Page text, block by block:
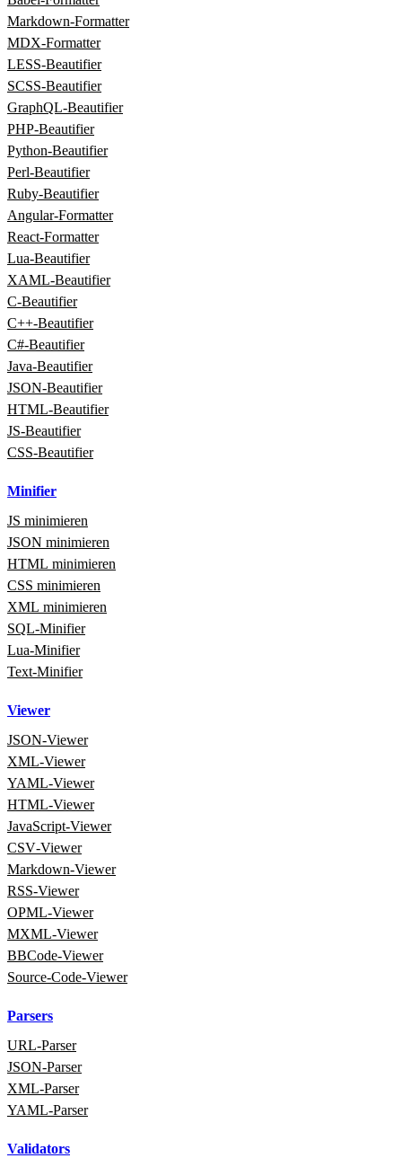
Markdown‑Formatter
MDX‑Formatter
LESS‑Beautifier
SCSS‑Beautifier
GraphQL‑Beautifier
PHP‑Beautifier
Python‑Beautifier
Perl‑Beautifier
Ruby‑Beautifier
Angular‑Formatter
React‑Formatter
Lua‑Beautifier
XAML‑Beautifier
C‑Beautifier
C++‑Beautifier
C#‑Beautifier
Java‑Beautifier
JSON-Beautifier
HTML‑Beautifier
JS-Beautifier
CSS-Beautifier
Minifier
JS minimieren
JSON minimieren
HTML minimieren
CSS minimieren
XML minimieren
SQL‑Minifier
Lua‑Minifier
Text‑Minifier
Viewer
JSON‑Viewer
XML‑Viewer
YAML‑Viewer
HTML‑Viewer
JavaScript‑Viewer
CSV‑Viewer
Markdown‑Viewer
RSS‑Viewer
OPML‑Viewer
MXML‑Viewer
BBCode‑Viewer
Source‑Code‑Viewer
Parsers
URL‑Parser
JSON‑Parser
XML‑Parser
YAML‑Parser
Validators